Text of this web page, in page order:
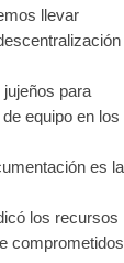
llevar
para
equipo en los
es la
los recursos
comprometidos